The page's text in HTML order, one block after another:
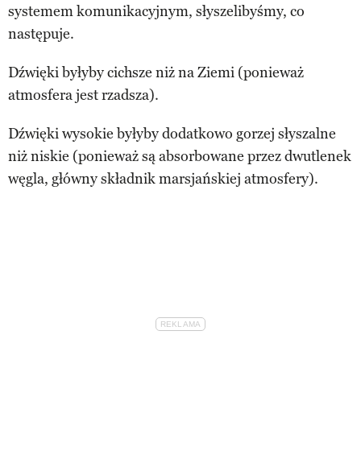
systemem komunikacyjnym, słyszelibyśmy, co
następuje.
Dźwięki byłyby cichsze niż na Ziemi (ponieważ
atmosfera jest rzadsza).
Dźwięki wysokie byłyby dodatkowo gorzej słyszalne
niż niskie (ponieważ są absorbowane przez dwutlenek
węgla, główny składnik marsjańskiej atmosfery).